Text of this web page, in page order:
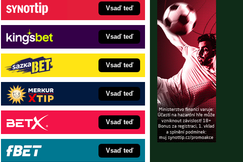
Vsaď teď
Vsaď teď
Vsaď teď
Vsaď teď
Vsaď teď
Vsaď teď